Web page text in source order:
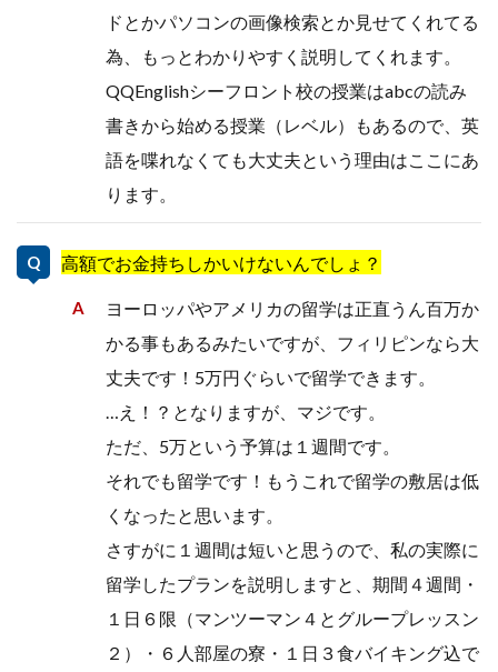
ドとかパソコンの画像検索とか見せてくれてる
為、もっとわかりやすく説明してくれます。
QQEnglishシーフロント校の授業はabcの読み
書きから始める授業（レベル）もあるので、英
語を喋れなくても大丈夫という理由はここにあ
ります。
高額でお金持ちしかいけないんでしょ？
ヨーロッパやアメリカの留学は正直うん百万か
かる事もあるみたいですが、フィリピンなら大
丈夫です！5万円ぐらいで留学できます。
…え！？となりますが、マジです。
ただ、5万という予算は１週間です。
それでも留学です！ もうこれで留学の敷居は低
くなったと思います。
さすがに１週間は短いと思うので、私の実際に
留学したプランを説明しますと、期間４週間・
１日６限（マンツーマン４とグループレッスン
２）・６人部屋の寮・１日３食バイキング込で